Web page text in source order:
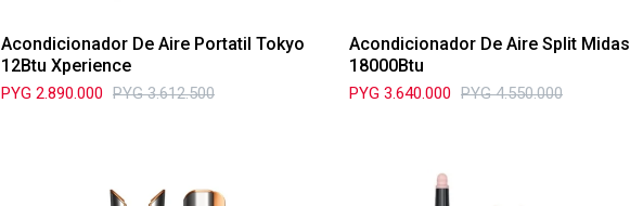
Acondicionador De Aire Portatil Tokyo
12Btu Xperience
PYG 2.890.000 PYG 3.612.500
Acondicionador De Aire Split Midas
18000Btu
PYG 3.640.000 PYG 4.550.000